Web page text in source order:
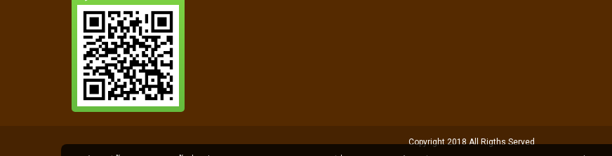
Copyright 2018 All Rigths Served